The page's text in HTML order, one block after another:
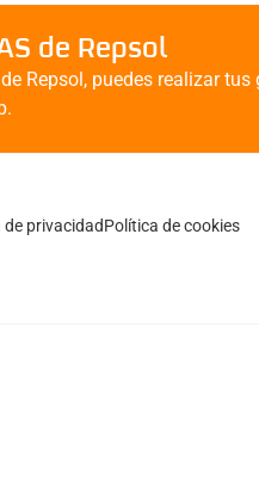
de Repsol
Repsol, puedes realizar
de privacidadPolítica de cookies